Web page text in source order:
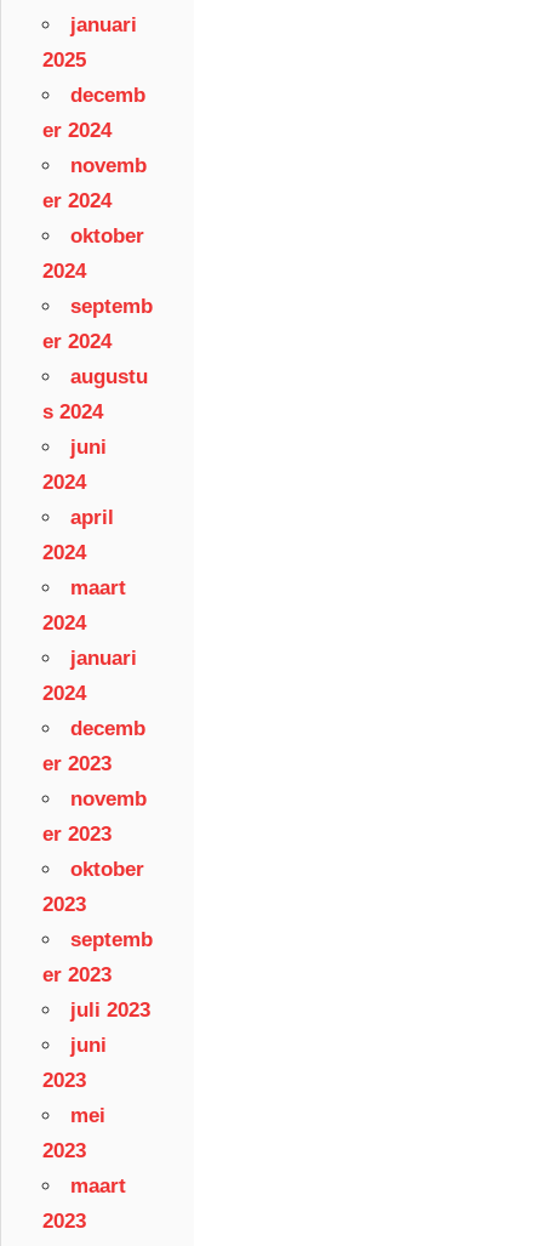
januari
2025
decemb
er 2024
novemb
er 2024
oktober
2024
septemb
er 2024
augustu
s 2024
juni
2024
april
2024
maart
2024
januari
2024
decemb
er 2023
novemb
er 2023
oktober
2023
septemb
er 2023
juli 2023
juni
2023
mei
2023
maart
2023